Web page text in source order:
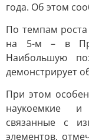
года. Об этом
По темпам
на 5-м – в
Наибольшую
демонстрирует
При этом
наукоемкие и
связанные с
элементов,